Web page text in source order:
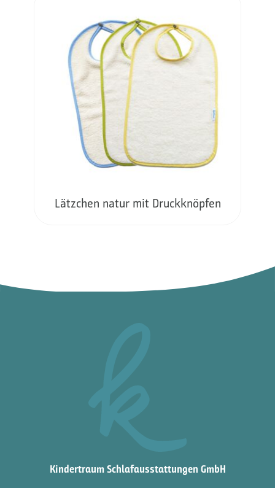
Lätzchen natur mit Druckknöpfen
Kindertraum Schlafausstattungen GmbH